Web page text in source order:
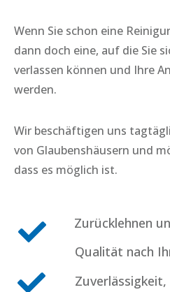
Wenn Sie schon eine
dann doch eine, auf die Sie
verlassen können und Ihre
werden.
Wir beschäftigen uns
von Glaubenshäusern und
dass es möglich ist.
Zurücklehnen
Qualität nach